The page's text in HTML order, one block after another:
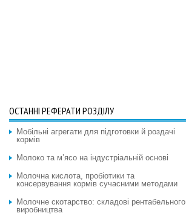
ОСТАННІ РЕФЕРАТИ РОЗДІЛУ
Мобільні агрегати для підготовки й роздачі
кормів
Молоко та м’ясо на індустріальній основі
Молочна кислота, пробіотики та
консервування кормів сучасними методами
Молочне скотарство: складові рентабельного
виробництва